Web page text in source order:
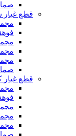
قطع غيار
قطع غيار